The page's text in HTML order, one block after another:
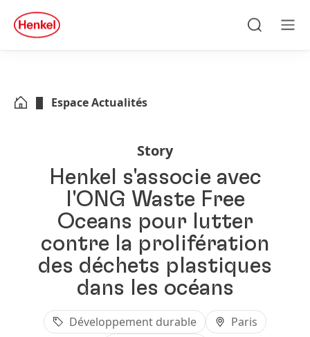
Skip to footer
quick
search
Espace Actualités
Story
Henkel s'associe avec
l'ONG Waste Free
Oceans pour lutter
contre la prolifération
des déchets plastiques
dans les océans
Développement durable
Paris